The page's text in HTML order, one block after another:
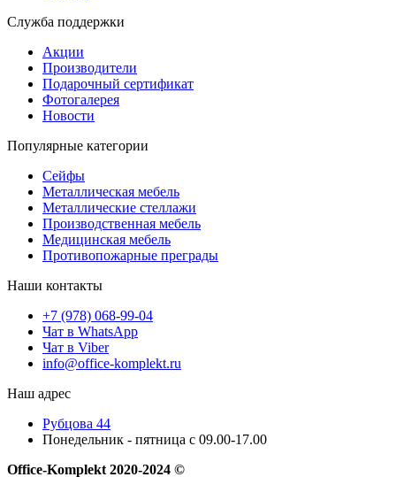
Служба поддержки
Акции
Производители
Подарочный сертификат
Фотогалерея
Новости
Популярные категории
Сейфы
Металлическая мебель
Металлические стеллажи
Производственная мебель
Медицинская мебель
Противопожарные преграды
Наши контакты
+7 (978) 068-99-04
Чат в WhatsApp
Чат в Viber
info@office-komplekt.ru
Наш адрес
Рубцова 44
Понедельник - пятница с 09.00-17.00
Office-Komplekt 2020-2024 ©